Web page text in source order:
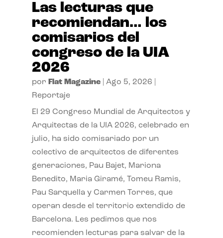
Las lecturas que
recomiendan… los
comisarios del
congreso de la UIA
2026
por Flat Magazine| Ago 5, 2026
Reportaje
El 29 Congreso Mundial de Arquitectos y
Arquitectas de la UIA 2026, celebrado en
julio, ha sido comisariado por un
colectivo de arquitectos de diferentes
generaciones, Pau Bajet, Mariona
Benedito, Maria Giramé, Tomeu Ramis,
Pau Sarquella y Carmen Torres, que
operan desde el territorio extendido de
Barcelona. Les pedimos que nos
recomienden lecturas para salvar de la